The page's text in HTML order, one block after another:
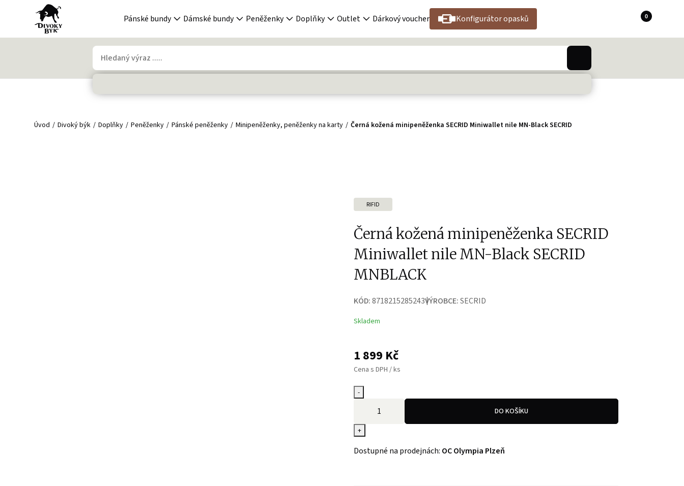
Pánské bundy Dámské bundy Peněženky Doplňky Outlet Dárkový voucher Konfigurátor opasků 0
Úvod Divoký býk Doplňky Peněženky Pánské peněženky Minipeněženky, peněženky na karty Černá kožená minipeněženka SECRID Miniwallet nile MN-Black SECRID
RIFID
Černá kožená minipeněženka SECRID
Miniwallet nile MN-Black SECRID
MNBLACK
KÓD:8718215285243VÝROBCE:SECRID
Skladem
1 899 Kč
Cena s DPH / ks
-
+
DO KOŠÍKU
Dostupné na prodejnách: OC Olympia Plzeň